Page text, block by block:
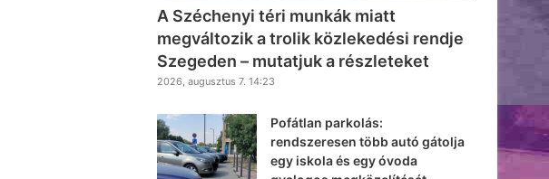
A Széchenyi téri munkák miatt
megváltozik a trolik közlekedési rendje
Szegeden – mutatjuk a részleteket
2026, augusztus 7. 14:23
Pofátlan parkolás:
rendszeresen több autó gátolja
egy iskola és egy óvoda